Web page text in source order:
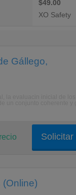
Gállego,
Solicitar